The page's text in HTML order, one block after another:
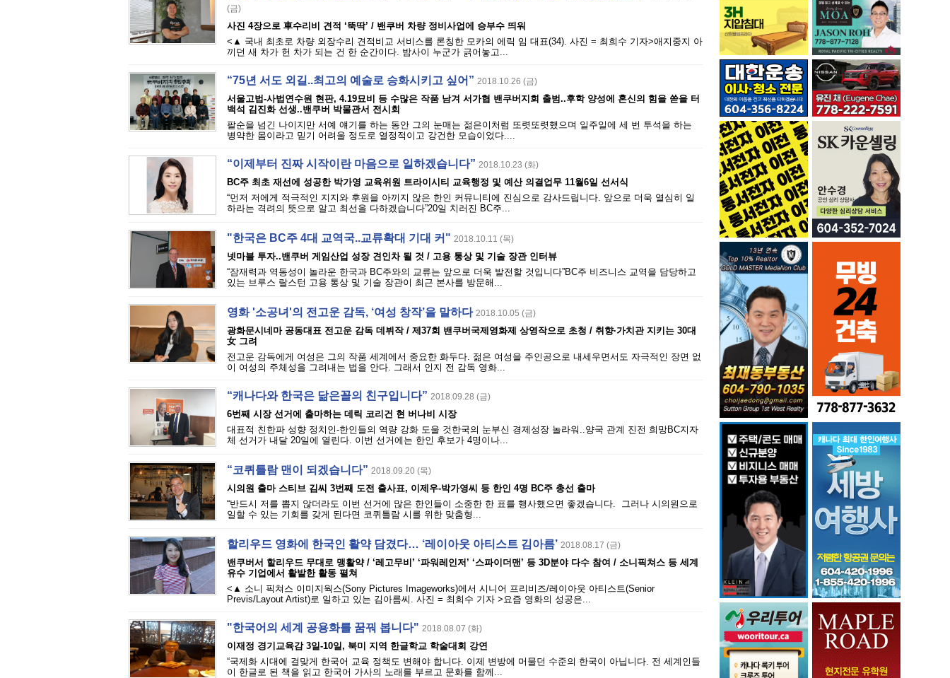
(금)
사진 4장으로 車수리비 견적 ‘뚝딱’ / 밴쿠버 차량 정비사업에 승부수 띄워
<▲ 국내 최초로 차량 외장수리 견적비교 서비스를 론칭한 모카의 에릭 임 대표(34). 사진 = 최희수 기자>애지중지 아
끼던 새 차가 헌 차가 되는 건 한 순간이다. 밤사이 누군가 긁어놓고...
“75년 서도 외길..최고의 예술로 승화시키고 싶어” 2018.10.26 (금)
서울고법-사법연수원 현판, 4.19묘비 등 수많은 작품 남겨 서가협 밴쿠버지회 출범..후학 양성에 혼신의 힘을 쏟을 터
백석 김진화 선생..밴쿠버 박물관서 전시회
팔순을 넘긴 나이지만 서예 얘기를 하는 동안 그의 눈매는 젊은이처럼 또렷또렷했으며 일주일에 세 번 투석을 하는
병약한 몸이라고 믿기 어려울 정도로 열정적이고 강건한 모습이었다....
“이제부터 진짜 시작이란 마음으로 일하겠습니다” 2018.10.23 (화)
BC주 최초 재선에 성공한 박가영 교육위원 트라이시티 교육행정 및 예산 의결업무 11월6일 선서식
“먼저 저에게 적극적인 지지와 후원을 아끼지 않은 한인 커뮤니티에 진심으로 감사드립니다. 앞으로 더욱 열심히 일
하라는 격려의 뜻으로 알고 최선을 다하겠습니다”20일 치러진 BC주...
"한국은 BC주 4대 교역국..교류확대 기대 커" 2018.10.11 (목)
넷마블 투자..밴쿠버 게임산업 성장 견인차 될 것 / 고용 통상 및 기술 장관 인터뷰
“잠재력과 역동성이 놀라운 한국과 BC주와의 교류는 앞으로 더욱 발전할 것입니다”BC주 비즈니스 교역을 담당하고
있는 브루스 랄스턴 고용 통상 및 기술 장관이 최근 본사를 방문해...
영화 '소공녀'의 전고운 감독, ‘여성 창작’을 말하다 2018.10.05 (금)
광화문시네마 공동대표 전고운 감독 데뷔작 / 제37회 밴쿠버국제영화제 상영작으로 초청 / 취향·가치관 지키는 30대
女 그려
전고운 감독에게 여성은 그의 작품 세계에서 중요한 화두다. 젊은 여성을 주인공으로 내세우면서도 자극적인 장면 없
이 여성의 주체성을 그려내는 법을 안다. 그래서 인지 전 감독 영화...
“캐나다와 한국은 닮은꼴의 친구입니다” 2018.09.28 (금)
6번째 시장 선거에 출마하는 데릭 코리건 현 버나비 시장
대표적 친한파 성향 정치인-한인들의 역량 강화 도울 것한국의 눈부신 경제성장 놀라워..양국 관계 진전 희망BC지자
체 선거가 내달 20일에 열린다. 이번 선거에는 한인 후보가 4명이나...
“코퀴틀람 맨이 되겠습니다” 2018.09.20 (목)
시의원 출마 스티브 김씨 3번째 도전 출사표, 이제우-박가영씨 등 한인 4명 BC주 총선 출마
“반드시 저를 뽑지 않더라도 이번 선거에 많은 한인들이 소중한 한 표를 행사했으면 좋겠습니다. 그러나 시의원으로
일할 수 있는 기회를 갖게 된다면 코퀴틀람 시를 위한 맞춤형...
할리우드 영화에 한국인 활약 담겼다… ‘레이아웃 아티스트 김아름’ 2018.08.17 (금)
밴쿠버서 할리우드 무대로 맹활약 / ‘레고무비’ ‘파워레인저’ ‘스파이더맨’ 등 3D분야 다수 참여 / 소니픽쳐스 등 세계
유수 기업에서 활발한 활동 펼쳐
<▲ 소니 픽쳐스 이미지웍스(Sony Pictures Imageworks)에서 시니어 프리비즈/레이아웃 아티스트(Senior
Previs/Layout Artist)로 일하고 있는 김아름씨. 사진 = 최희수 기자 >요즘 영화의 성공은...
"한국어의 세계 공용화를 꿈꿔 봅니다" 2018.08.07 (화)
이재정 경기교육감 3일-10일, 북미 지역 한글학교 학술대회 강연
“국제화 시대에 걸맞게 한국어 교육 정책도 변해야 합니다. 이제 변방에 머물던 수준의 한국이 아닙니다. 전 세계인들
이 한글로 된 책을 읽고 한국어 가사의 노래를 부르고 문화를 함께...